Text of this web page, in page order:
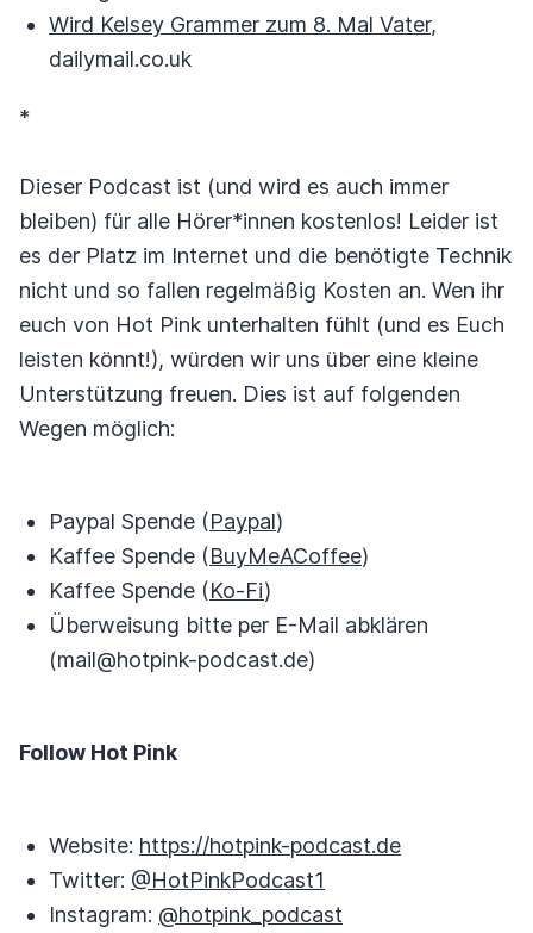
Wird Kelsey Grammer zum 8. Mal Vater,
dailymail.co.uk
*
Dieser Podcast ist (und wird es auch immer
bleiben) für alle Hörer*innen kostenlos! Leider ist
es der Platz im Internet und die benötigte Technik
nicht und so fallen regelmäßig Kosten an. Wen ihr
euch von Hot Pink unterhalten fühlt (und es Euch
leisten könnt!), würden wir uns über eine kleine
Unterstützung freuen. Dies ist auf folgenden
Wegen möglich:
Paypal Spende (Paypal)
Kaffee Spende (BuyMeACoffee)
Kaffee Spende (Ko-Fi)
Überweisung bitte per E-Mail abklären
(mail@hotpink-podcast.de)
Follow Hot Pink
Website: https://hotpink-podcast.de
Twitter: @HotPinkPodcast1
Instagram: @hotpink_podcast